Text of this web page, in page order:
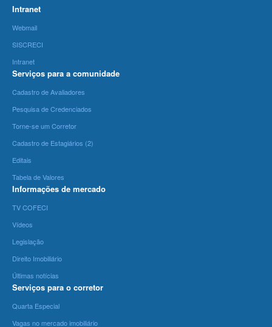
Intranet
Webmail
SISCRECI
Intranet
Serviços para a comunidade
Cadastro de Avaliadores
Pesquisa de Credenciados
Torne-se um Corretor
Cadastro de Estagiários (2)
Editais
Tabela de Valores
Informações de mercado
TV COFECI
Vídeos
Legislação
Direito Imobiliário
Últimas notícias
Serviços para o corretor
Quarta Especial
Vagas no mercado imobiliário